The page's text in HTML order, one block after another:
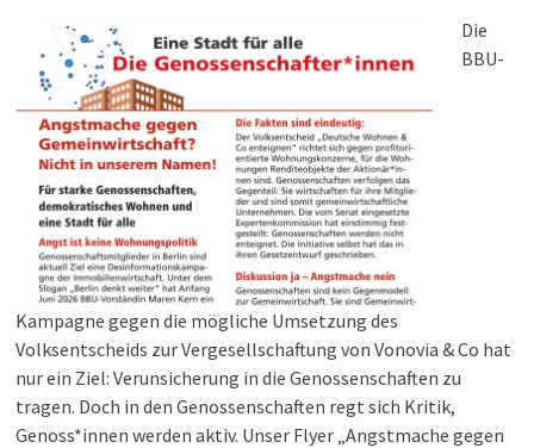
Die
BBU-
Kampagne gegen die mögliche Umsetzung des
Volksentscheids zur Vergesellschaftung von Vonovia & Co hat
nur ein Ziel: Verunsicherung in die Genossenschaften zu
tragen. Doch in den Genossenschaften regt sich Kritik,
Genoss*innen werden aktiv. Unser Flyer „Angstmache gegen